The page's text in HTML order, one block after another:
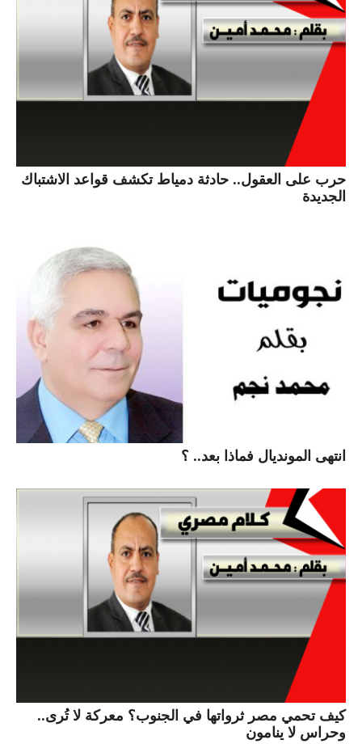
حرب على العقول.. حادثة دمياط تكشف قواعد الاشتباك
الجديدة
انتهى المونديال فماذا بعد.. ؟
كيف تحمي مصر ثرواتها في الجنوب؟ معركة لا تُرى..
وحراس لا ينامون